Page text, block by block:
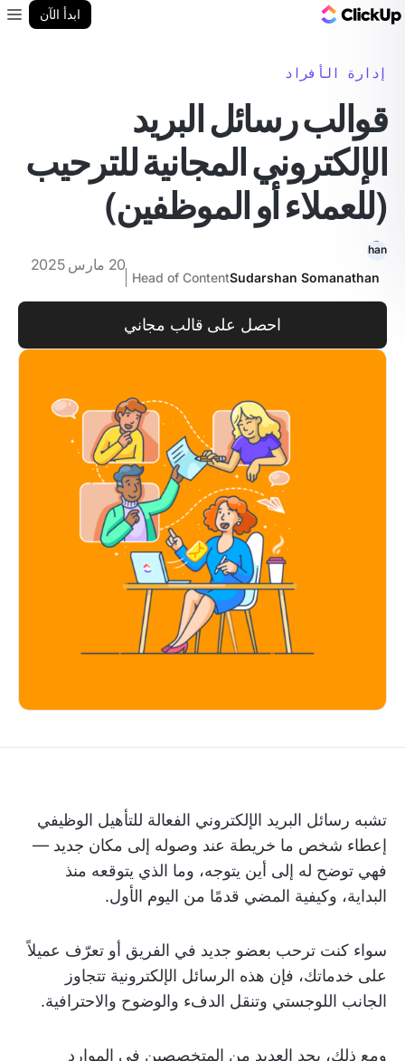
ابدأ الآن
إدارة الأفراد
قوالب رسائل البريد
الإلكتروني المجانية للترحيب
(للعملاء أو الموظفين)
Sudarshan Somanathan
Head of Content
20 مارس 2025
احصل على قالب مجاني
تشبه رسائل البريد الإلكتروني الفعالة للتأهيل الوظيفي
إعطاء شخص ما خريطة عند وصوله إلى مكان جديد —
فهي توضح له إلى أين يتوجه، وما الذي يتوقعه منذ
البداية، وكيفية المضي قدمًا من اليوم الأول.
سواء كنت ترحب بعضو جديد في الفريق أو تعرّف عميلاً
على خدماتك، فإن هذه الرسائل الإلكترونية تتجاوز
الجانب اللوجستي وتنقل الدفء والوضوح والاحترافية.
ومع ذلك، يجد العديد من المتخصصين في الموارد